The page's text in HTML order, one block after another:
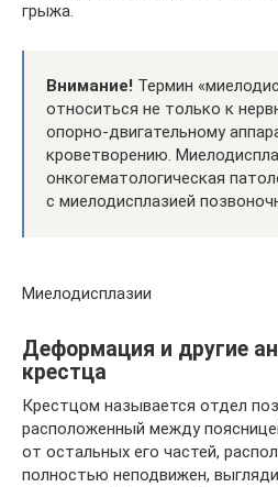
грыжа.
Внимание! Термин
относиться не только к
опорно-двигательному
кроветворению.
онкогематологическая
с миелодисплазией
Миелодисплазии
Деформация и другие
крестца
Крестцом называется отдел
расположенный между
от остальных его частей,
полностью неподвижен,